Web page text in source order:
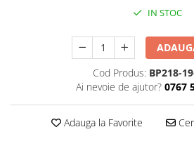
IN STOC
Cod Produs: BP218-
Ai nevoie de ajutor? 0767
Adauga la Favorite